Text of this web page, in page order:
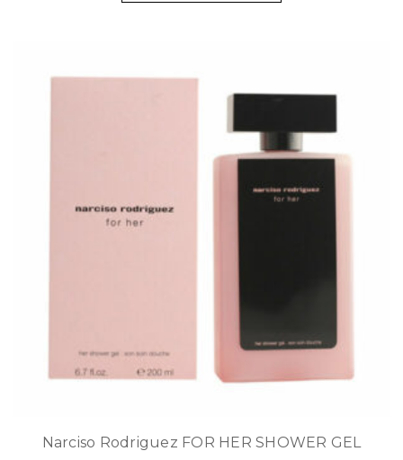
Narciso Rodriguez FOR HER SHOWER GEL